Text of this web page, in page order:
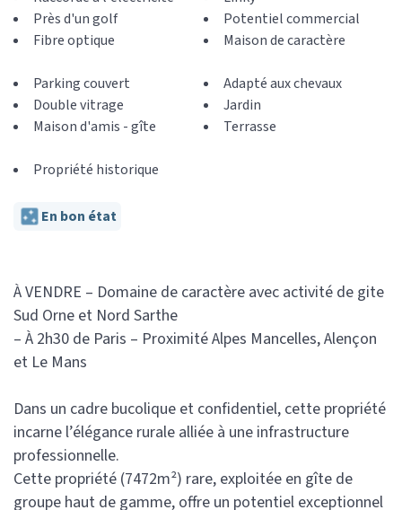
Près d'un golf
Fibre optique
Potentiel commercial
Maison de caractère
Parking couvert
Double vitrage
Maison d'amis - gîte
Adapté aux chevaux
Jardin
Terrasse
Propriété historique
En bon état
À VENDRE – Domaine de caractère avec activité de gite
Sud Orne et Nord Sarthe
– À 2h30 de Paris – Proximité Alpes Mancelles, Alençon
et Le Mans
Dans un cadre bucolique et confidentiel, cette propriété
incarne l’élégance rurale alliée à une infrastructure
professionnelle.
Cette propriété (7472m²) rare, exploitée en gîte de
groupe haut de gamme, offre un potentiel exceptionnel